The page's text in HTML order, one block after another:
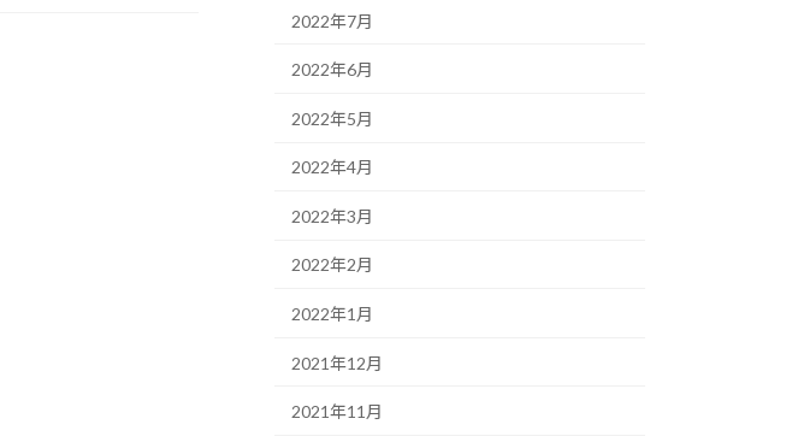
2022年7月
2022年6月
2022年5月
2022年4月
2022年3月
2022年2月
2022年1月
2021年12月
2021年11月